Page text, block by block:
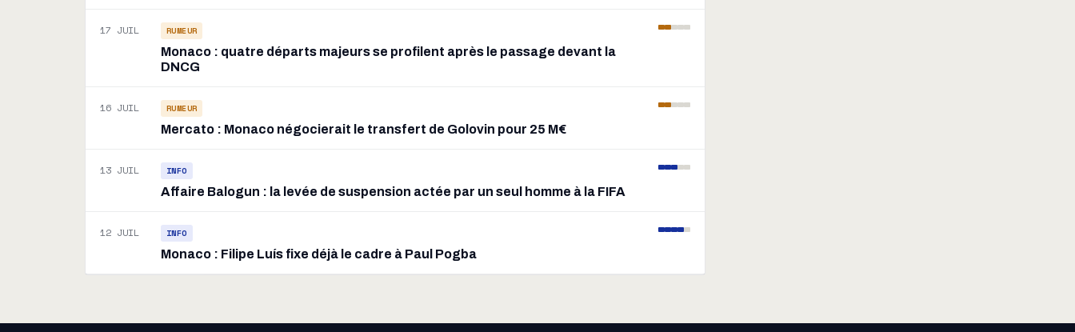
17 JUIL RUMEUR
Monaco : quatre départs majeurs se profilent après le passage devant la
DNCG
16 JUIL RUMEUR
Mercato : Monaco négocierait le transfert de Golovin pour 25 M€
13 JUIL INFO
Affaire Balogun : la levée de suspension actée par un seul homme à la FIFA
12 JUIL INFO
Monaco : Filipe Luís fixe déjà le cadre à Paul Pogba